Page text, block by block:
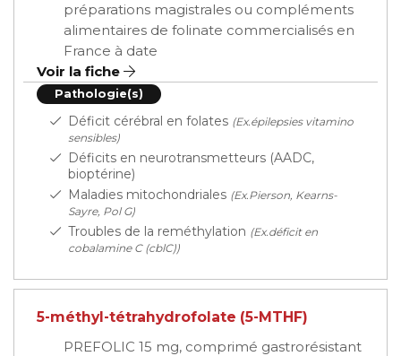
préparations magistrales ou compléments
alimentaires de folinate commercialisés en
France à date
Voir la fiche
Pathologie(s)
Déficit cérébral en folates (Ex.épilepsies vitamino
sensibles)
Déficits en neurotransmetteurs (AADC,
bioptérine)
Maladies mitochondriales (Ex.Pierson, Kearns-
Sayre, Pol G)
Troubles de la reméthylation (Ex.déficit en
cobalamine C (cblC))
5-méthyl-tétrahydrofolate (5-MTHF)
PREFOLIC 15 mg, comprimé gastrorésistant